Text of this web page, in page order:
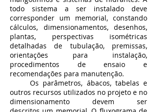
todo sistema a ser instalado deve
corresponder um memorial, constando
cálculos, dimensionamentos, desenhos,
plantas, perspectivas isométricas
detalhadas de tubulação, premissas,
orientações para instalação,
procedimentos de ensaio e
recomendações para manutenção.
Os parâmetros, ábacos, tabelas e
outros recursos utilizados no projeto e no
dimensionamento devem ser